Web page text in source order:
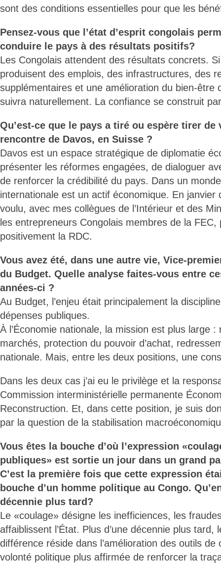
sont des conditions essentielles pour que les
Pensez-vous que l’état d’esprit congolais
conduire le pays à des résultats positifs?
Les Congolais attendent des résultats concrets.
produisent des emplois, des infrastructures, des
supplémentaires et une amélioration du bien-être
suivra naturellement. La confiance se construit
Qu’est-ce que le pays a tiré ou espère tirer de
rencontre de Davos, en Suisse ?
Davos est un espace stratégique de diplomatie
présenter les réformes engagées, de dialoguer
de renforcer la crédibilité du pays. Dans un
internationale est un actif économique. En janvier
voulu, avec mes collègues de l’Intérieur et des
les entrepreneurs Congolais membres de la FEC,
positivement la RDC.
Vous avez été, dans une autre vie, Vice-
du Budget. Quelle analyse faites-vous entre
années-ci ?
Au Budget, l’enjeu était principalement la
dépenses publiques.
À l’Économie nationale, la mission est plus large :
marchés, protection du pouvoir d’achat,
nationale. Mais, entre les deux positions, une
Dans les deux cas j’ai eu le privilège et la
Commission interministérielle permanente
Reconstruction. Et, dans cette position, je suis
par la question de la stabilisation
Vous êtes la bouche d’où l’expression
publiques» est sortie un jour dans un grand
C’est la première fois que cette expression
bouche d’un homme politique au Congo.
décennie plus tard?
Le «coulage» désigne les inefficiences, les
affaiblissent l’État. Plus d’une décennie plus tard,
différence réside dans l’amélioration des outils
volonté politique plus affirmée de renforcer la